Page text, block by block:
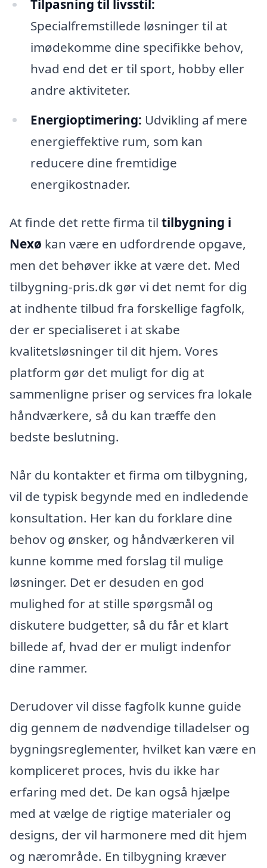
Tilpasning til livsstil:
Specialfremstillede løsninger til at
imødekomme dine specifikke behov,
hvad end det er til sport, hobby eller
andre aktiviteter.
Energioptimering: Udvikling af mere
energieffektive rum, som kan
reducere dine fremtidige
energikostnader.
At finde det rette firma til tilbygning i
Nexø kan være en udfordrende opgave,
men det behøver ikke at være det. Med
tilbygning-pris.dk gør vi det nemt for dig
at indhente tilbud fra forskellige fagfolk,
der er specialiseret i at skabe
kvalitetsløsninger til dit hjem. Vores
platform gør det muligt for dig at
sammenligne priser og services fra lokale
håndværkere, så du kan træffe den
bedste beslutning.
Når du kontakter et firma om tilbygning,
vil de typisk begynde med en indledende
konsultation. Her kan du forklare dine
behov og ønsker, og håndværkeren vil
kunne komme med forslag til mulige
løsninger. Det er desuden en god
mulighed for at stille spørgsmål og
diskutere budgetter, så du får et klart
billede af, hvad der er muligt indenfor
dine rammer.
Derudover vil disse fagfolk kunne guide
dig gennem de nødvendige tilladelser og
bygningsreglementer, hvilket kan være en
kompliceret proces, hvis du ikke har
erfaring med det. De kan også hjælpe
med at vælge de rigtige materialer og
designs, der vil harmonere med dit hjem
og nærområde. En tilbygning kræver